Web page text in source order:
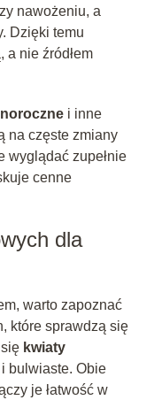
nawożeniu, a
Dzięki temu
a nie źródłem
i inne
na częste zmiany
wyglądać zupełnie
cenne
dla
warto zapoznać
które sprawdzą się
kwiaty
bulwiaste. Obie
je łatwość w